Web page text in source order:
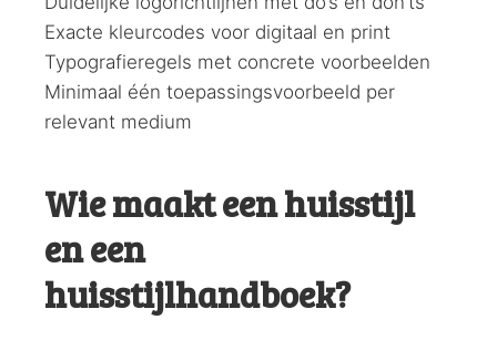
Exacte kleurcodes voor digitaal en print
Typografieregels met concrete voorbeelden
Minimaal één toepassingsvoorbeeld per
relevant medium
Wie maakt een huisstijl
en een
huisstijlhandboek?